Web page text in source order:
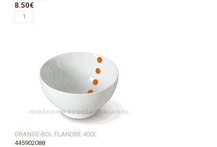
8.50€
ORANGE-BOL FLANDRE 40CL
445902088